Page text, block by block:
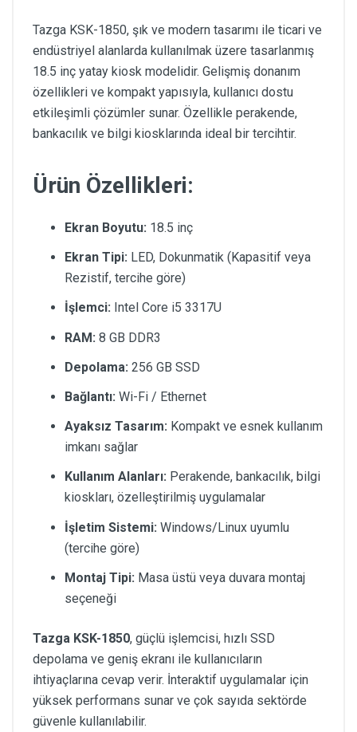
Tazga KSK-1850, şık ve modern tasarımı ile ticari ve
endüstriyel alanlarda kullanılmak üzere tasarlanmış
18.5 inç yatay kiosk modelidir. Gelişmiş donanım
özellikleri ve kompakt yapısıyla, kullanıcı dostu
etkileşimli çözümler sunar. Özellikle perakende,
bankacılık ve bilgi kiosklarında ideal bir tercihtir.
Ürün Özellikleri:
Ekran Boyutu: 18.5 inç
Ekran Tipi: LED, Dokunmatik (Kapasitif veya
Rezistif, tercihe göre)
İşlemci: Intel Core i5 3317U
RAM: 8 GB DDR3
Depolama: 256 GB SSD
Bağlantı: Wi-Fi / Ethernet
Ayaksız Tasarım: Kompakt ve esnek kullanım
imkanı sağlar
Kullanım Alanları: Perakende, bankacılık, bilgi
kioskları, özelleştirilmiş uygulamalar
İşletim Sistemi: Windows/Linux uyumlu
(tercihe göre)
Montaj Tipi: Masa üstü veya duvara montaj
seçeneği
Tazga KSK-1850, güçlü işlemcisi, hızlı SSD
depolama ve geniş ekranı ile kullanıcıların
ihtiyaçlarına cevap verir. İnteraktif uygulamalar için
yüksek performans sunar ve çok sayıda sektörde
güvenle kullanılabilir.